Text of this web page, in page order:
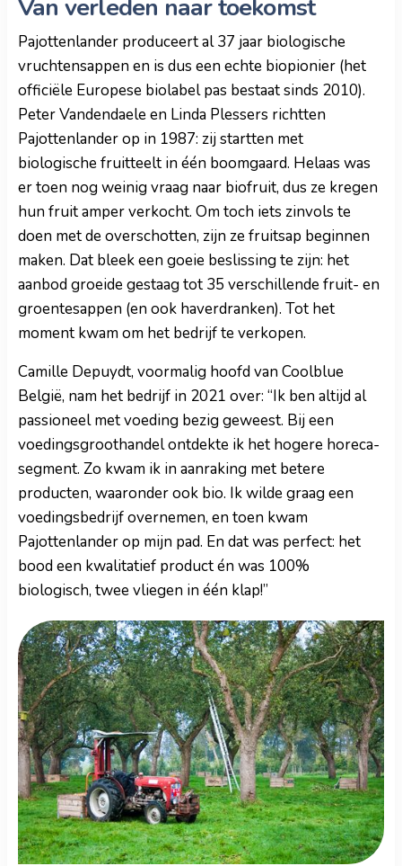
Van verleden naar toekomst
Pajottenlander produceert al 37 jaar biologische
vruchtensappen en is dus een echte biopionier (het
officiële Europese biolabel pas bestaat sinds 2010).
Peter Vandendaele en Linda Plessers richtten
Pajottenlander op in 1987: zij startten met
biologische fruitteelt in één boomgaard. Helaas was
er toen nog weinig vraag naar biofruit, dus ze kregen
hun fruit amper verkocht. Om toch iets zinvols te
doen met de overschotten, zijn ze fruitsap beginnen
maken. Dat bleek een goeie beslissing te zijn: het
aanbod groeide gestaag tot 35 verschillende fruit- en
groentesappen (en ook haverdranken). Tot het
moment kwam om het bedrijf te verkopen.
Camille Depuydt, voormalig hoofd van Coolblue
België, nam het bedrijf in 2021 over: “Ik ben altijd al
passioneel met voeding bezig geweest. Bij een
voedingsgroothandel ontdekte ik het hogere horeca-
segment. Zo kwam ik in aanraking met betere
producten, waaronder ook bio. Ik wilde graag een
voedingsbedrijf overnemen, en toen kwam
Pajottenlander op mijn pad. En dat was perfect: het
bood een kwalitatief product én was 100%
biologisch, twee vliegen in één klap!”